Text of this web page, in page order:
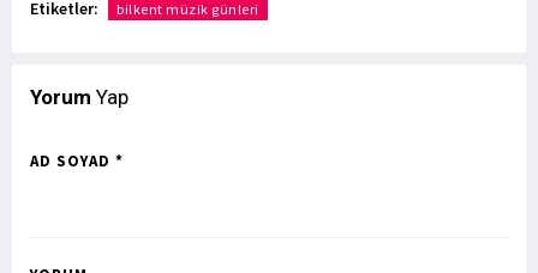
Etiketler: bilkent müzik günleri
Yorum Yap
AD SOYAD *